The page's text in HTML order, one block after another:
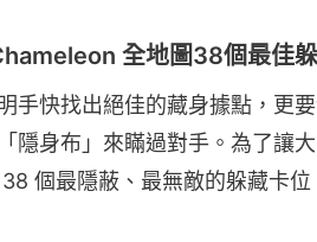
全地圖38個最佳
手快找出絕佳的藏身據點，更
隱身布」來瞞過對手。為了讓
個最隱蔽、最無敵的躲藏卡位